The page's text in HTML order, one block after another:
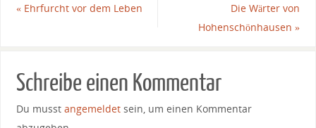
«Ehrfurcht vor dem Leben
Die Wärter von
Hohenschönhausen»
Schreibe einen Kommentar
Du musst angemeldetsein, um einen Kommentar